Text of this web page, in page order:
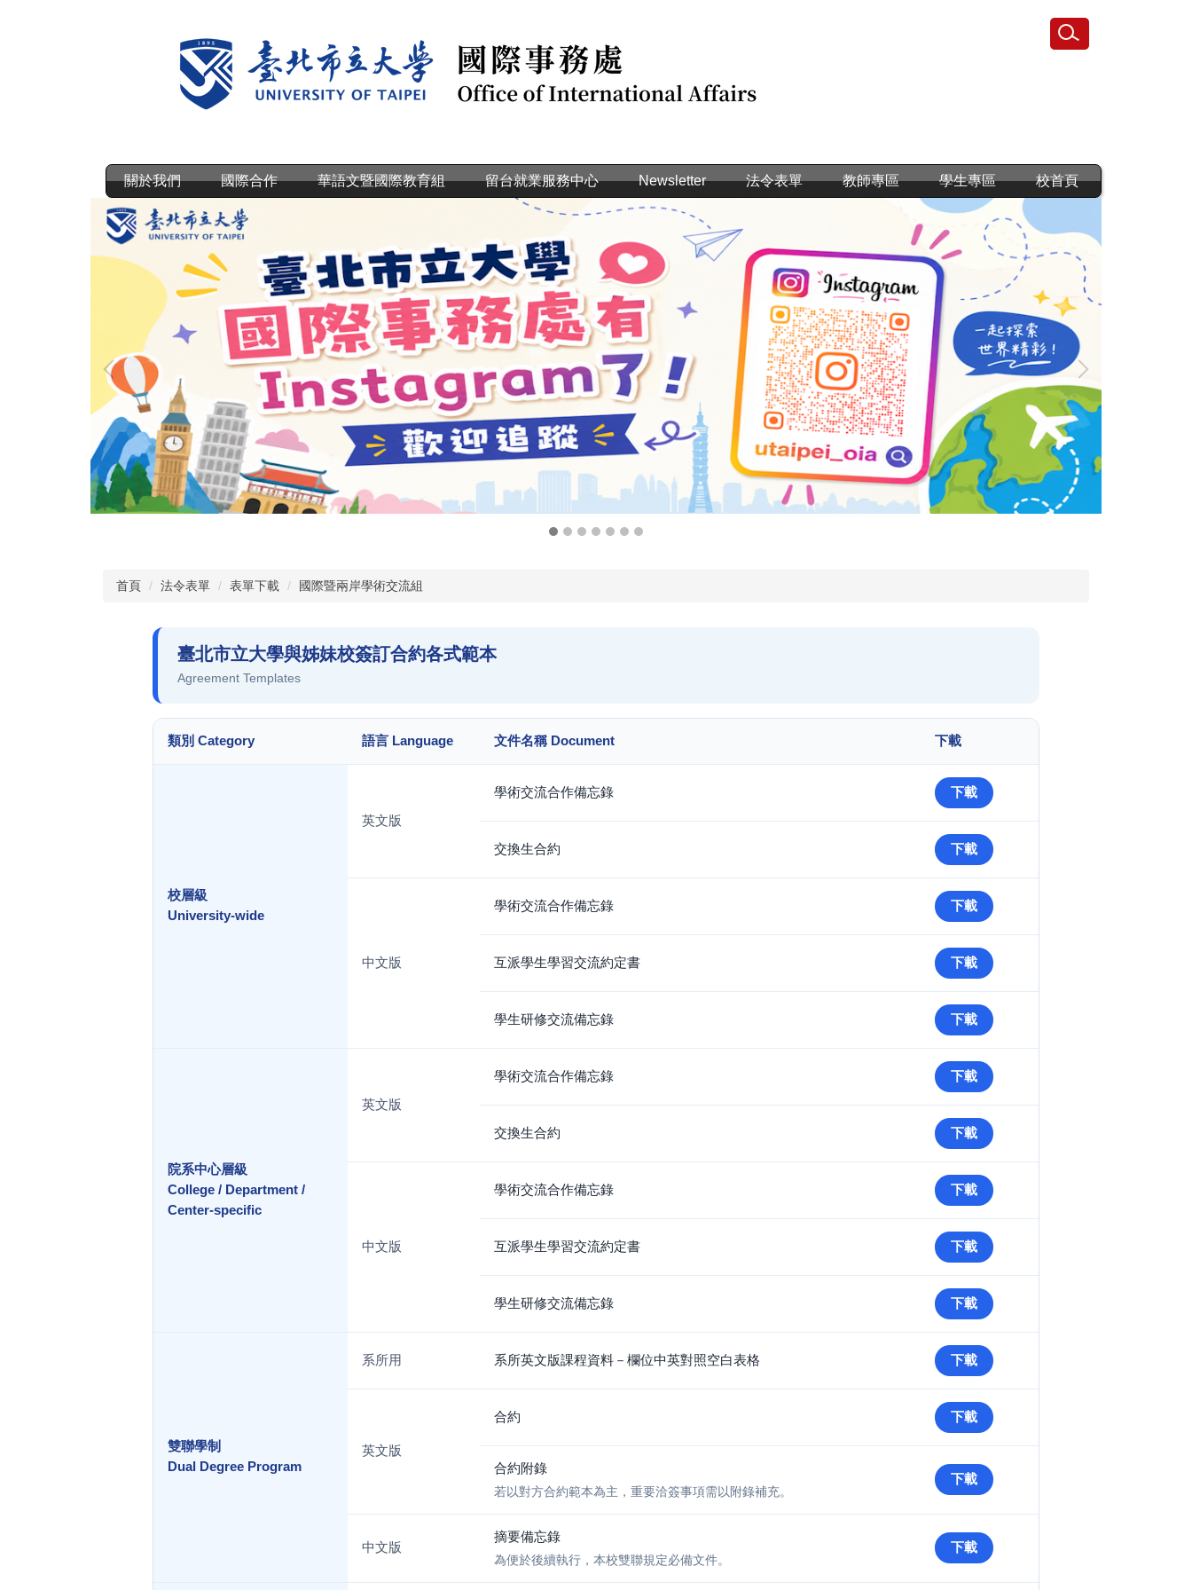
關於我們 國際合作 華語文暨國際教育組 留台就業服務中心 Newsletter 法令表單 教師專區 學生專區 校首頁
首頁 法令表單 表單下載 國際暨兩岸學術交流組
臺北市立大學與姊妹校簽訂合約各式範本
Agreement Templates
類別 Category 語言 Language 文件名稱 Document 下載
校層級
University-wide
英文版
學術交流合作備忘錄 下載
交換生合約 下載
中文版
學術交流合作備忘錄 下載
互派學生學習交流約定書 下載
學生研修交流備忘錄 下載
院系中心層級
College / Department /
Center-specific
英文版
學術交流合作備忘錄 下載
交換生合約 下載
中文版
學術交流合作備忘錄 下載
互派學生學習交流約定書 下載
學生研修交流備忘錄 下載
雙聯學制
Dual Degree Program
系所用 系所英文版課程資料－欄位中英對照空白表格 下載
英文版
合約 下載
合約附錄
若以對方合約範本為主，重要洽簽事項需以附錄補充。
下載
中文版
摘要備忘錄
為便於後續執行，本校雙聯規定必備文件。
下載